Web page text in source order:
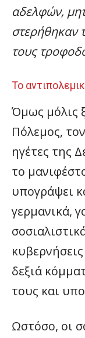
αδελφών,
στερήθηκαν
τους
Το
Όμως μόλις
Πόλεμος,
ηγέτες της
το
υπογράψει
γερμανικά,
δεξιά
τους και
Ωστόσο, οι